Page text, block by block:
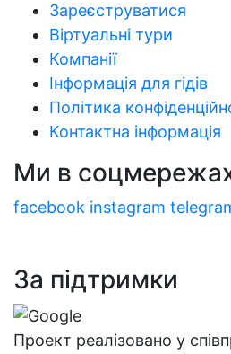
Зареєструватися
Віртуальні тури
Компанії
Інформація для гідів
Політика
Контактна інформація
Ми в
facebook instagram
За підтримки
Проект реалізовано у